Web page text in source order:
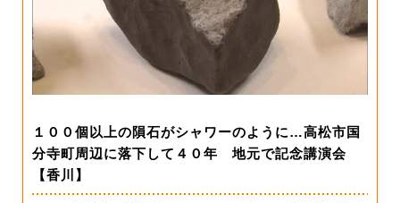
１００個以上の隕石がシャワーのように…高松市国
分寺町周辺に落下して４０年 地元で記念講演会
【香川】